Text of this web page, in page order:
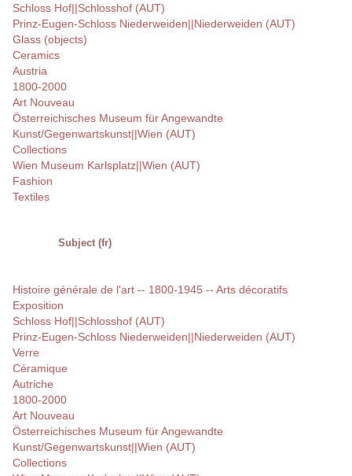
Schloss Hof||Schlosshof (AUT)
Prinz-Eugen-Schloss Niederweiden||Niederweiden (AUT)
Glass (objects)
Ceramics
Austria
1800-2000
Art Nouveau
Österreichisches Museum für Angewandte
Kunst/Gegenwartskunst||Wien (AUT)
Collections
Wien Museum Karlsplatz||Wien (AUT)
Fashion
Textiles
Subject (fr)
Histoire générale de l'art -- 1800-1945 -- Arts décoratifs
Exposition
Schloss Hof||Schlosshof (AUT)
Prinz-Eugen-Schloss Niederweiden||Niederweiden (AUT)
Verre
Céramique
Autriche
1800-2000
Art Nouveau
Österreichisches Museum für Angewandte
Kunst/Gegenwartskunst||Wien (AUT)
Collections